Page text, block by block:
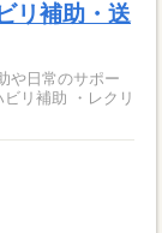
リ補助・送
や日常のサポー